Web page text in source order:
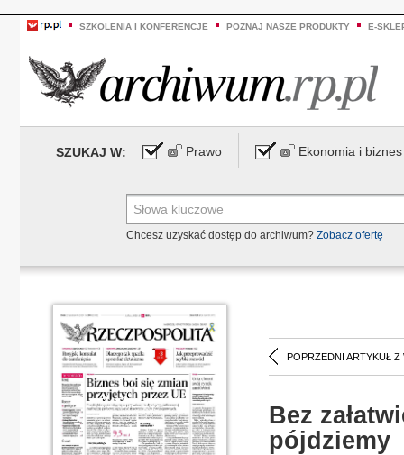
SZKOLENIA I KONFERENCJE POZNAJ NASZE PRODUKTY E-
SZUKAJ W: Prawo Ekonomia i biznes
Chcesz uzyskać dostęp do archiwum? Zobacz ofertę
POPRZEDNI ARTYKUŁ Z
Bez
pójdziemy